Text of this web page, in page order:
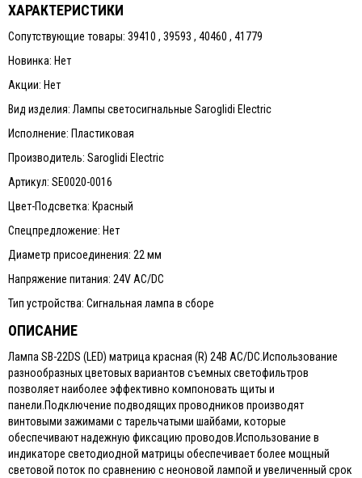
ХАРАКТЕРИСТИКИ
Сопутствующие товары: 39410 , 39593 , 40460 , 41779
Новинка: Нет
Акции: Нет
Вид изделия: Лампы светосигнальные Saroglidi Electric
Исполнение: Пластиковая
Производитель: Saroglidi Electric
Артикул: SE0020-0016
Цвет-Подсветка: Красный
Спецпредложение: Нет
Диаметр присоединения: 22 мм
Напряжение питания: 24V AC/DC
Тип устройства: Сигнальная лампа в сборе
ОПИСАНИЕ
Лампа SB-22DS (LED) матрица красная (R) 24В AC/DC.Использование
разнообразных цветовых вариантов съемных светофильтров
позволяет наиболее эффективно компоновать щиты и
панели.Подключение подводящих проводников производят
винтовыми зажимами с тарельчатыми шайбами, которые
обеспечивают надежную фиксацию проводов.Использование в
индикаторе светодиодной матрицы обеспечивает более мощный
световой поток по сравнению с неоновой лампой и увеличенный срок